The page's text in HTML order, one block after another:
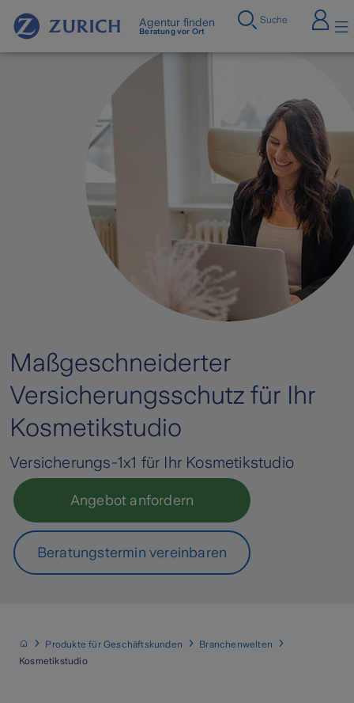
Agentur finden
Beratung vor Ort
Suche
Maßgeschnei­derter
Versicherungs­schutz für Ihr
Kosmetikstudio
Versicherungs-1x1 für Ihr Kosmetikstudio
Angebot anfordern
Beratungstermin vereinbaren
Produkte für Geschäftskunden
Branchenwelten
Kosmetikstudio